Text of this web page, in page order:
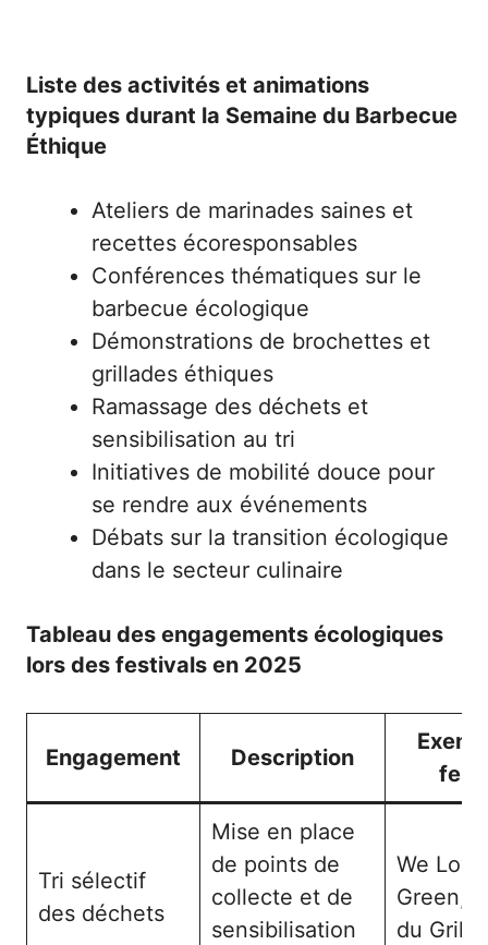
Liste des activités et animations
typiques durant la Semaine du Barbecue
Éthique
Ateliers de marinades saines et
recettes écoresponsables
Conférences thématiques sur le
barbecue écologique
Démonstrations de brochettes et
grillades éthiques
Ramassage des déchets et
sensibilisation au tri
Initiatives de mobilité douce pour
se rendre aux événements
Débats sur la transition écologique
dans le secteur culinaire
Tableau des engagements écologiques
lors des festivals en 2025
Engagement Description
Tri sélectif
des déchets
Mise en place
de points de
collecte et de
sensibilisation
We Love
Green,
du Grill